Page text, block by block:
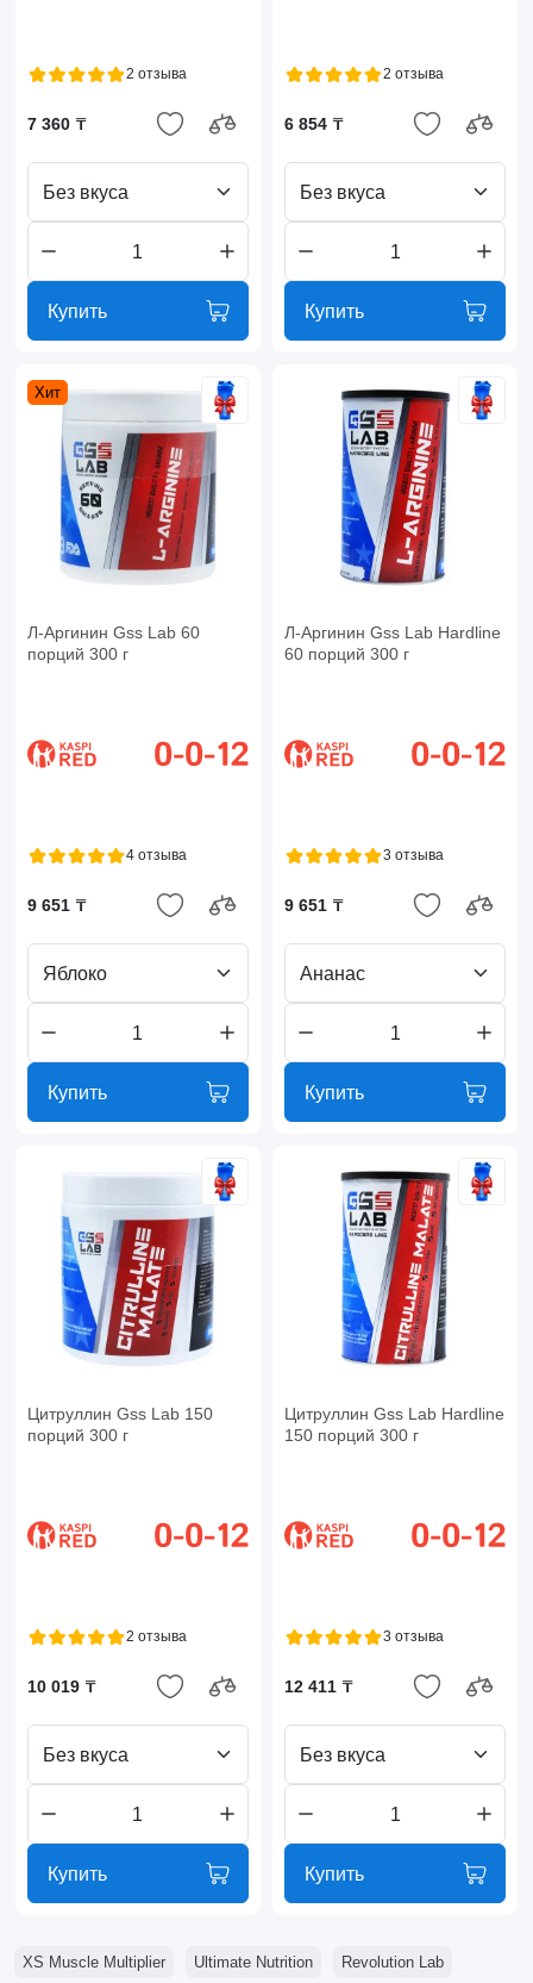
2 отзыва
7 360 ₸
Без вкуса
Купить
2 отзыва
6 854 ₸
Без вкуса
Купить
Хит
Л-Аргинин Gss Lab 60
порций 300 г
4 отзыва
9 651 ₸
Яблоко
Купить
Л-Аргинин Gss Lab Hardline
60 порций 300 г
3 отзыва
9 651 ₸
Ананас
Купить
Цитруллин Gss Lab 150
порций 300 г
2 отзыва
10 019 ₸
Без вкуса
Купить
Цитруллин Gss Lab Hardline
150 порций 300 г
3 отзыва
12 411 ₸
Без вкуса
Купить
XS Muscle Multiplier Ultimate Nutrition Revolution Lab